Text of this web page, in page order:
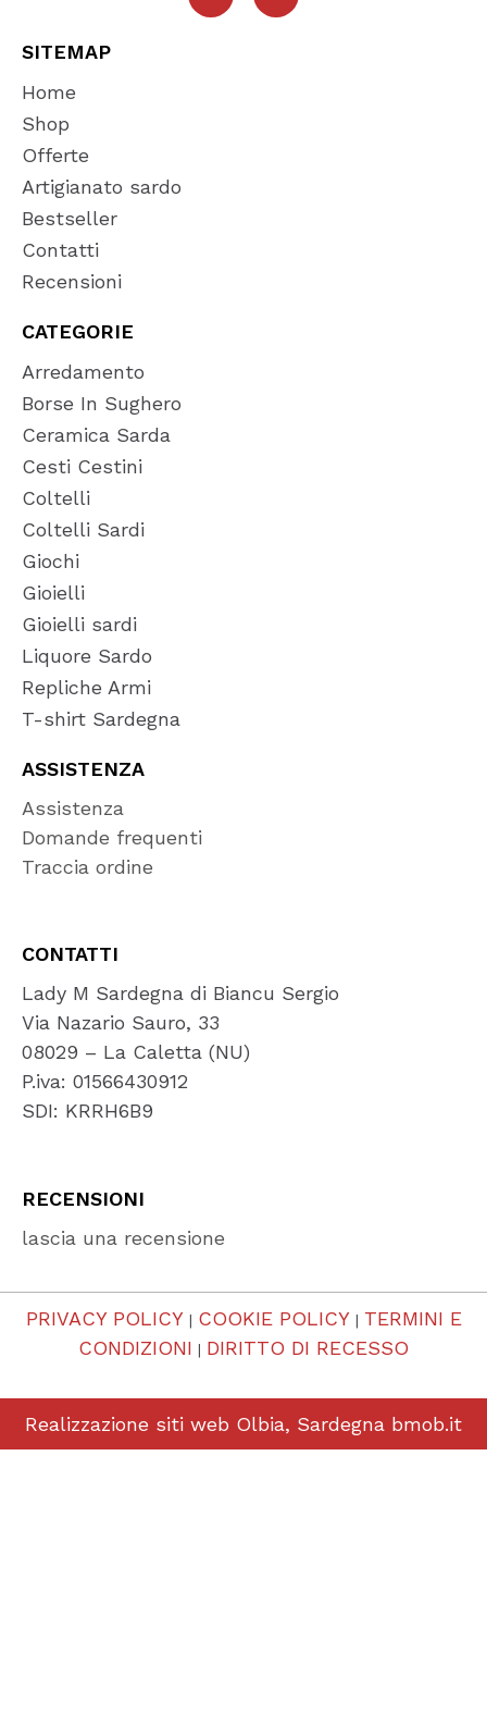
SITEMAP
Home
Shop
Offerte
Artigianato sardo
Bestseller
Contatti
Recensioni
CATEGORIE
Arredamento
Borse In Sughero
Ceramica Sarda
Cesti Cestini
Coltelli
Coltelli Sardi
Giochi
Gioielli
Gioielli sardi
Liquore Sardo
Repliche Armi
T-shirt Sardegna
ASSISTENZA
Assistenza
Domande frequenti
Traccia ordine
CONTATTI
Lady M Sardegna di Biancu Sergio
Via Nazario Sauro, 33
08029 – La Caletta (NU)
P.iva: 01566430912
SDI: KRRH6B9
RECENSIONI
lascia una recensione
PRIVACY POLICY | COOKIE POLICY | TERMINI E
CONDIZIONI | DIRITTO DI RECESSO
Realizzazione siti web Olbia, Sardegna bmob.it